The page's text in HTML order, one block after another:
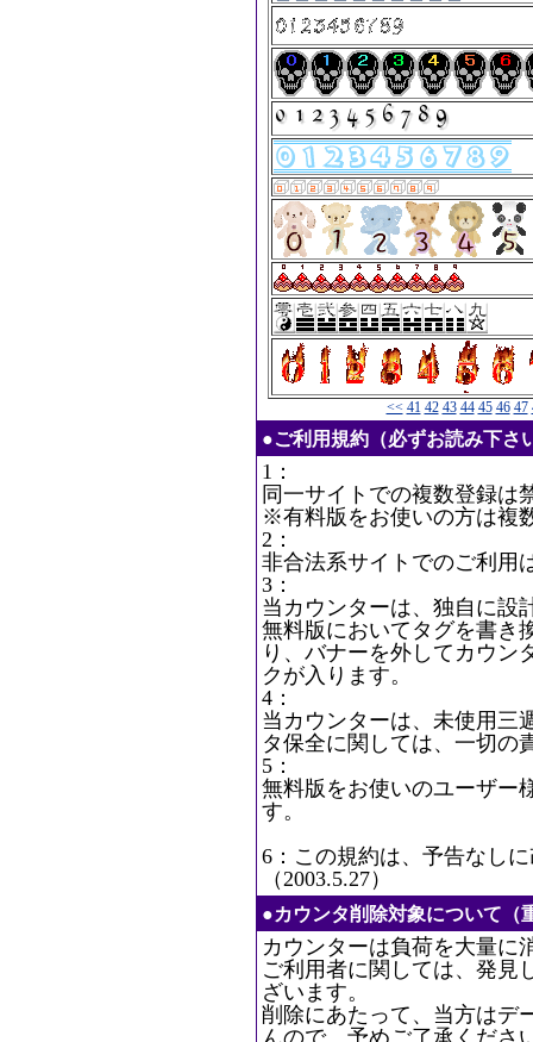
<< 41 42 43 44 45 46 47
●ご利用規約（必ずお読み下さ
1：
同一サイトでの複数登録は
※有料版をお使いの方は複
2：
非合法系サイトでのご利用
3：
当カウンターは、独自に設
無料版においてタグを書き
り、バナーを外してカウン
クが入ります。
4：
当カウンターは、未使用三
タ保全に関しては、一切の
5：
無料版をお使いのユーザー
す。
6：この規約は、予告なし
（2003.5.27）
●カウンタ削除対象について（
カウンターは負荷を大量に
ご利用者に関しては、発見
ざいます。
削除にあたって、当方はデ
んので、予めご了承くださ